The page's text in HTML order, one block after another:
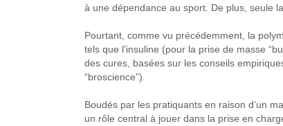
à une dépendance au sport. De plus, seule
Pourtant, comme vu précédemment, la
tels que l’insuline (pour la prise de masse
des cures, basées sur les conseils
“broscience”).
Boudés par les pratiquants en raison d’un
un rôle central à jouer dans la prise en